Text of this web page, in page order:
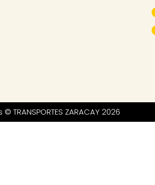
TRANSPORTES ZARACAY 2026